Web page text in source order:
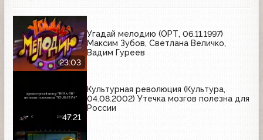
23:03
Угадай мелодию (ОРТ, 06.11.1997)
Максим Зубов, Светлана Величко,
Вадим Гуреев
47:21
Культурная революция (Культура,
04.08.2002) Утечка мозгов полезна для
России